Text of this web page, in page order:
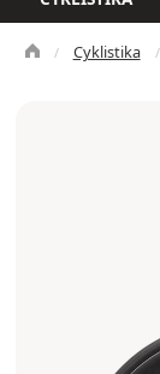
Cyklistika